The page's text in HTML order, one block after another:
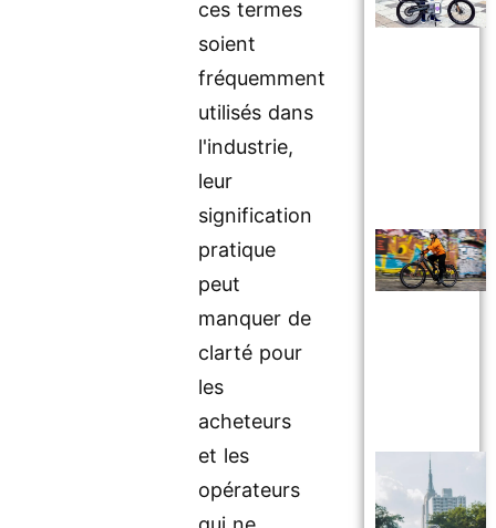
ces termes
soient
fréquemment
utilisés dans
l'industrie,
leur
signification
pratique
peut
manquer de
clarté pour
les
acheteurs
et les
opérateurs